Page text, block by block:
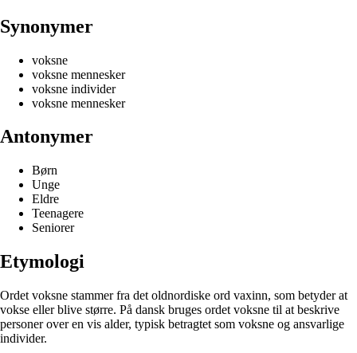
Synonymer
voksne
voksne mennesker
voksne individer
voksne mennesker
Antonymer
Børn
Unge
Eldre
Teenagere
Seniorer
Etymologi
Ordet voksne stammer fra det oldnordiske ord vaxinn, som betyder at
vokse eller blive større. På dansk bruges ordet voksne til at beskrive
personer over en vis alder, typisk betragtet som voksne og ansvarlige
individer.